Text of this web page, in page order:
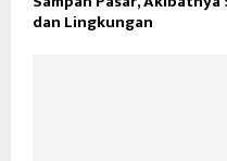
dan Lingkungan